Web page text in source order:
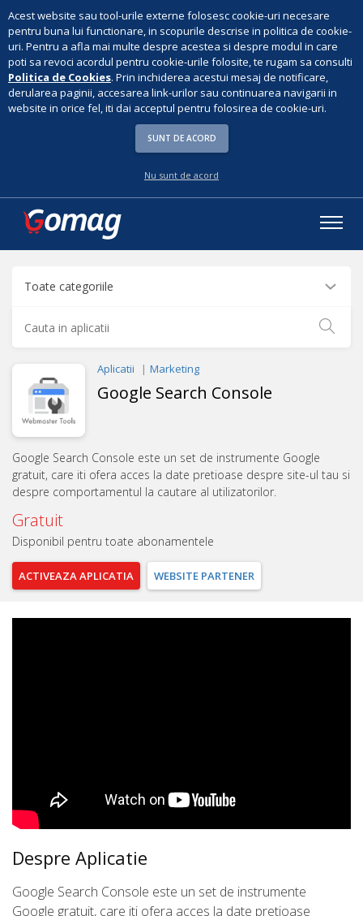
Acest website sau tool-urile externe folosesc cookie-uri necesare
pentru buna lui functionare, in scopurile descrise in politica de cookie-
uri. Pentru a afla mai multe despre acestea si despre modul in care
poti sa revoci acordul pentru cookie-urile folosite, te rugam sa consulti
Politica de Cookies. Prin inchiderea acestui mesaj de notificare,
derularea paginii, accesarea link-urilor sau continuarea navigarii in
website in orice fel, iti dai acceptul pentru folosirea de cookie-uri.
SUNT DE ACORD
Nu sunt de acord
Aplicatii Marketing
Google Search Console
Google Search Console este un set de instrumente Google
gratuit, care iti ofera acces la date pretioase despre site-ul tau si
despre comportamentul la cautare al utilizatorilor.
Gratuit
Disponibil pentru toate abonamentele
ACTIVEAZAAPLICATIA WEBSITE PARTENER
Despre Aplicatie
Google Search Console este un set de instrumente
Google gratuit, care iti ofera acces la date pretioase